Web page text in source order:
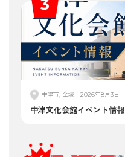
中津市, 全域 2026年8月3日
中津文化会館イベント情報